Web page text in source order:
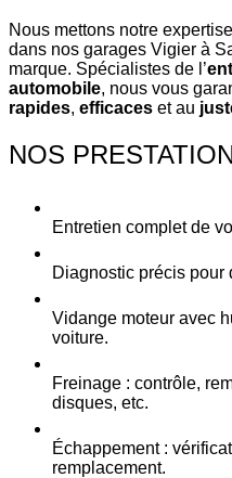
Nous mettons notre
dans nos garages Vigier à
marque. Spécialistes de l’
automobile, nous vous
rapides, efficaces et au
NOS
Entretien complet de
Diagnostic précis pour
Vidange moteur avec
voiture.
Freinage : contrôle,
disques, etc.
Échappement :
remplacement.